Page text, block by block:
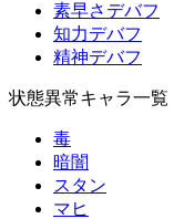
素早さデバフ
知力デバフ
精神デバフ
状態異常キャラ一覧
毒
暗闇
スタン
マヒ